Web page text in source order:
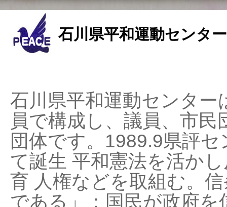
石川県平和運動センタ
石川県平和運動センタ
員で構成し、議員、市
団体です。1989.9県評
て誕生 平和憲法を活か
育 人権などを取組む。
である」：国民が政府